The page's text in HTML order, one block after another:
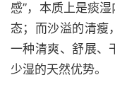
感”，本质上是痰
态；而沙溢的清瘦
一种清爽、舒展、
少湿的天然优势。